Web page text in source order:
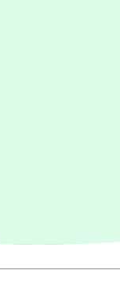
sangat encer
air sendiri)